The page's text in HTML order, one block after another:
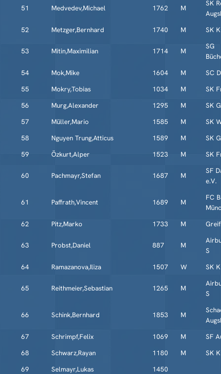
51 Medvedev,Michael 1762 M
SK
52
Metzger,Bernhard 1740 M SK
53 Mitin,Maximilian 1714 M
SG
54
Mok,Mike 1604 M
SC
55
Mokry,Tobias 1034 M
SK
56
Murg,Alexander 1295 M
SK
57
Müller,Mario 1585 M
SK
58
Nguyen Trung,Atticus 1589 M
SK
59
Özkurt,Alper 1523 M SK
60 Pachmayr,Stefan 1687 M
SF
e.V.
61 Paffrath,Vincent 1689 M
FC
62
Pitz,Marko 1733 M
63 Probst,Daniel 887 M
S
64
Ramazanova,Iliza 1507 W SK
65 Reithmeier,Sebastian 1265 M
S
66 Schink,Bernhard 1853 M
67
Schrimpf,Felix 1069 M
SF
68
Schwarz,Rayan 1180 M
SK
69
Selmayr,Lukas 1450